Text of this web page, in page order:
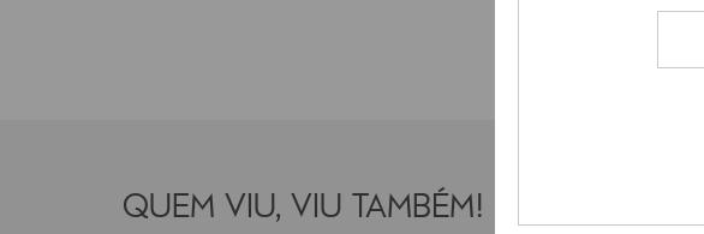
QUEM VIU, VIU TAMBÉM!